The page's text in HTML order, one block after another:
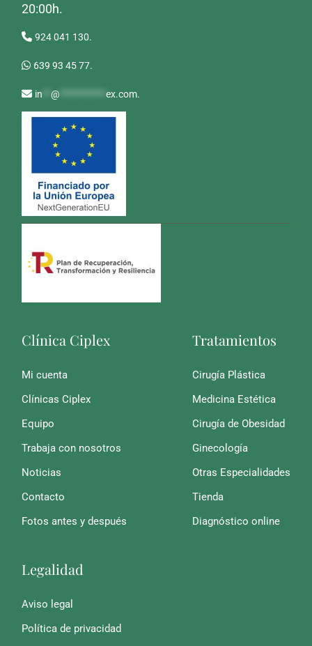
20:00h.
924 041 130.
639 93 45 77.
in **@ ***********ex.com.
Clínica Ciplex
Mi cuenta
Clínicas Ciplex
Equipo
Trabaja con nosotros
Noticias
Contacto
Fotos antes y después
Tratamientos
Cirugía Plástica
Medicina Estética
Cirugía de Obesidad
Ginecología
Otras Especialidades
Tienda
Diagnóstico online
Legalidad
Aviso legal
Política de privacidad